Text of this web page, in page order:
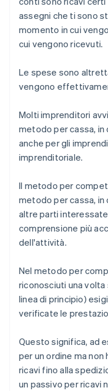
assegni che ti sono
momento in cui
cui vengono ricevuti.
Le spese sono
vengono
Molti imprenditori
metodo per cassa, in
anche per gli
imprenditoriale.
Il metodo per
metodo per cassa,
altre parti
comprensione più
dell'attività.
Nel metodo per
riconosciuti una
linea di principio)
verificate le
Questo significa, ad
per un ordine ma non
ricavi fino alla
un passivo per ricavi